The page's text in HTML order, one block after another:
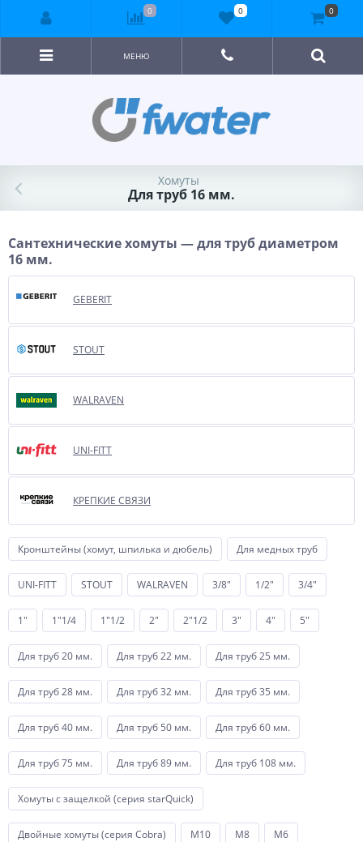
МЕНЮ
Хомуты
Для труб 16 мм.
Сантехнические хомуты — для труб диаметром
16 мм.
GEBERIT
STOUT
WALRAVEN
UNI-FITT
КРЕПКИЕ СВЯЗИ
Кронштейны (хомут, шпилька и дюбель) Для медных труб
UNI-FITT STOUT WALRAVEN 3/8" 1/2" 3/4"
1" 1"1/4 1"1/2 2" 2"1/2 3" 4" 5"
Для труб 20 мм. Для труб 22 мм. Для труб 25 мм.
Для труб 28 мм. Для труб 32 мм. Для труб 35 мм.
Для труб 40 мм. Для труб 50 мм. Для труб 60 мм.
Для труб 75 мм. Для труб 89 мм. Для труб 108 мм.
Хомуты с защелкой (серия starQuick)
Двойные хомуты (серия Cobra) М10 М8 М6
0 0 0